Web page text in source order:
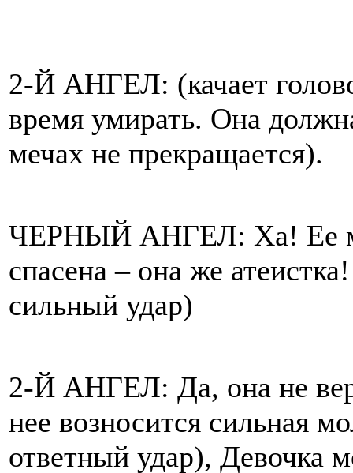
2-Й АНГЕЛ: (качает
время умирать. Она
мечах не прекращается).
ЧЕРНЫЙ АНГЕЛ: Ха! Ее
спасена – она же
сильный удар)
2-Й АНГЕЛ: Да, она не
нее возносится сильная
ответный удар), Девочка